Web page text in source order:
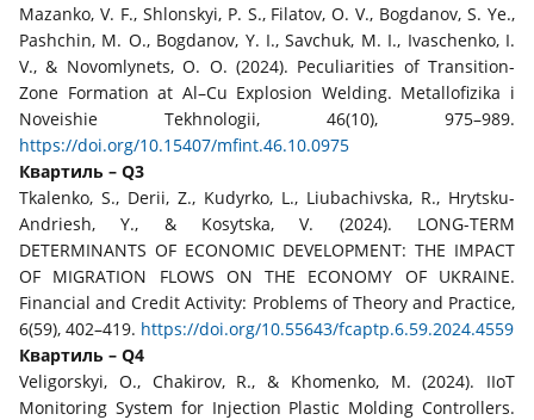
Mazanko, V. F., Shlonskyi, P. S., Filatov, O. V., Bogdanov, S. Ye.,
Pashchin, M. O., Bogdanov, Y. I., Savchuk, M. I., Ivaschenko, I.
V., & Novomlynets, O. O. (2024). Peculiarities of Transition-
Zone Formation at Al–Cu Explosion Welding. Metallofizika i
Noveishie Tekhnologii, 46(10), 975–989.
https://doi.org/10.15407/mfint.46.10.0975
Квартиль – Q3
Tkalenko, S., Derii, Z., Kudyrko, L., Liubachivska, R., Hrytsku-
Andriesh, Y., & Kosytska, V. (2024). LONG-TERM
DETERMINANTS OF ECONOMIC DEVELOPMENT: THE IMPACT
OF MIGRATION FLOWS ON THE ECONOMY OF UKRAINE.
Financial and Credit Activity: Problems of Theory and Practice,
6(59), 402–419. https://doi.org/10.55643/fcaptp.6.59.2024.4559
Квартиль – Q4
Veligorskyi, O., Chakirov, R., & Khomenko, M. (2024). IIoT
Monitoring System for Injection Plastic Molding Controllers.